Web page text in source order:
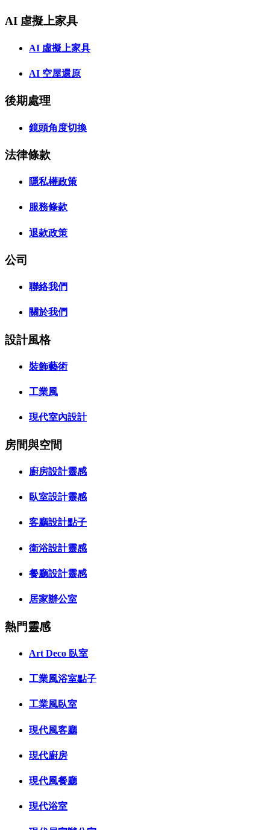
AI 虛擬上家具
AI 虛擬上家具
AI 空屋還原
後期處理
鏡頭角度切換
法律條款
隱私權政策
服務條款
退款政策
公司
聯絡我們
關於我們
設計風格
裝飾藝術
工業風
現代室內設計
房間與空間
廚房設計靈感
臥室設計靈感
客廳設計點子
衛浴設計靈感
餐廳設計靈感
居家辦公室
熱門靈感
Art Deco 臥室
工業風浴室點子
工業風臥室
現代風客廳
現代廚房
現代風餐廳
現代浴室